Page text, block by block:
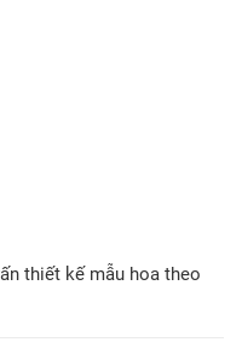
thiết kế mẫu hoa theo